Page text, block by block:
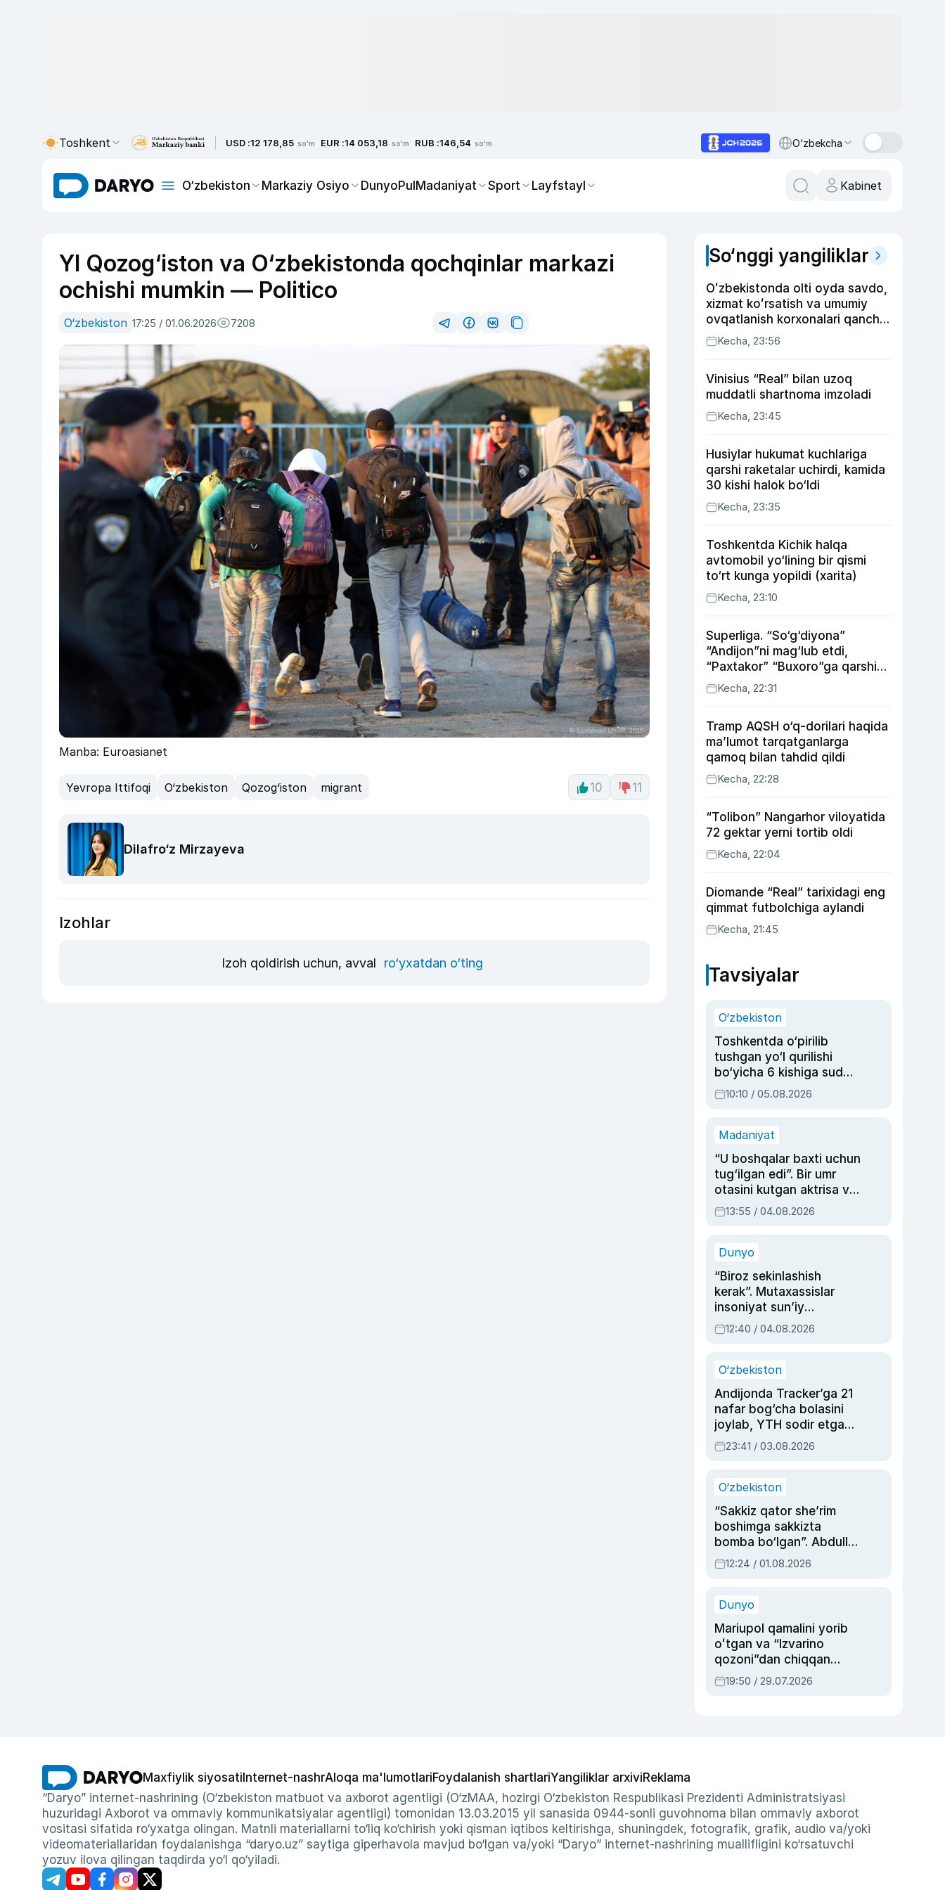
Toshkent USD :12 178,85 so'm EUR :14 053,18 so'm RUB :146,54 so'm O‘zbekcha
O‘zbekiston Markaziy Osiyo DunyoPulMadaniyat Sport Layfstayl Kabinet
YI Qozog‘iston va O‘zbekistonda qochqinlar markazi
ochishi mumkin — Politico
O‘zbekiston 17:25 / 01.06.2026 7208
Manba: Euroasianet
Yevropa Ittifoqi O‘zbekiston Qozog‘iston migrant 10 11
Dilafro‘z Mirzayeva
Izohlar
Izoh qoldirish uchun, avval ro‘yxatdan o‘ting
So‘nggi yangiliklar
Oʻzbekistonda olti oyda savdo,
xizmat koʻrsatish va umumiy
ovqatlanish korxonalari qancha
soliq toʻlagani ochiqlandi
Kecha, 23:56
Vinisius “Real” bilan uzoq
muddatli shartnoma imzoladi
Kecha, 23:45
Husiylar hukumat kuchlariga
qarshi raketalar uchirdi, kamida
30 kishi halok bo‘ldi
Kecha, 23:35
Toshkentda Kichik halqa
avtomobil yo‘lining bir qismi
to‘rt kunga yopildi (xarita)
Kecha, 23:10
Superliga. “So‘g‘diyona”
“Andijon”ni mag‘lub etdi,
“Paxtakor” “Buxoro”ga qarshi
bahsda g‘alabani qo‘ldan
chiqardi
Kecha, 22:31
Tramp AQSH o‘q-dorilari haqida
ma’lumot tarqatganlarga
qamoq bilan tahdid qildi
Kecha, 22:28
“Tolibon” Nangarhor viloyatida
72 gektar yerni tortib oldi
Kecha, 22:04
Diomande “Real” tarixidagi eng
qimmat futbolchiga aylandi
Kecha, 21:45
Tavsiyalar
O‘zbekiston
Toshkentda o‘pirilib
tushgan yo‘l qurilishi
bo‘yicha 6 kishiga sud
hukmi o‘qildi
10:10 / 05.08.2026
Madaniyat
“U boshqalar baxti uchun
tug‘ilgan edi”. Bir umr
otasini kutgan aktrisa va
dublyaj ustasi Rimma
Ahmedovaning
13:55 / 04.08.2026
Dunyo
“Biroz sekinlashish
kerak”. Mutaxassislar
insoniyat sun’iy
intellektni boshqara
olmay qolishidan xavotir
12:40 / 04.08.2026
O‘zbekiston
Andijonda Tracker’ga 21
nafar bog‘cha bolasini
joylab, YTH sodir etgan
ayolga sud hukmi o‘qildi
23:41 / 03.08.2026
O‘zbekiston
“Sakkiz qator she’rim
boshimga sakkizta
bomba bo‘lgan”. Abdulla
Oripovni siyosiy
ayblovlardan asrab
12:24 / 01.08.2026
Dunyo
Mariupol qamalini yorib
oʻtgan va “Izvarino
qozoni”dan chiqqan
qahramon — Ukraina
armiyasi bosh
19:50 / 29.07.2026
Maxfiylik siyosati Internet-nashrAloqa ma'lumotlariFoydalanish shartlariYangiliklar arxiviReklama
“Daryo” internet-nashrining (O‘zbekiston matbuot va axborot agentligi (O‘zMAA, hozirgi O‘zbekiston Respublikasi Prezidenti Administratsiyasi
huzuridagi Axborot va ommaviy kommunikatsiyalar agentligi) tomonidan 13.03.2015 yil sanasida 0944-sonli guvohnoma bilan ommaviy axborot
vositasi sifatida ro‘yxatga olingan. Matnli materiallarni to‘liq ko‘chirish yoki qisman iqtibos keltirishga, shuningdek, fotografik, grafik, audio va/yoki
videomateriallaridan foydalanishga “daryo.uz” saytiga giperhavola mavjud bo‘lgan va/yoki “Daryo” internet-nashrining muallifligini ko‘rsatuvchi
yozuv ilova qilingan taqdirda yo‘l qo‘yiladi.